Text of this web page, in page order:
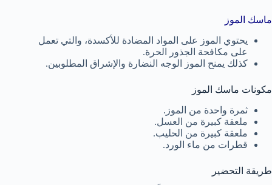
ماسك الموز
يحتوي الموز على المواد المضادة للأكسدة، والتي تعمل
على مكافحة الجذور الحرة.
كذلك يمنح الموز الوجه النضارة والإشراق المطلوبين.
مكونات ماسك الموز
ثمرة واحدة من الموز.
ملعقة كبيرة من العسل.
ملعقة كبيرة من الحليب.
قطرات من ماء الورد.
طريقة التحضير